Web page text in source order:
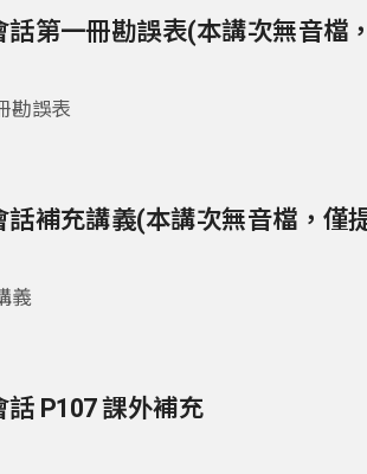
勘誤表
義
P107 課外補充